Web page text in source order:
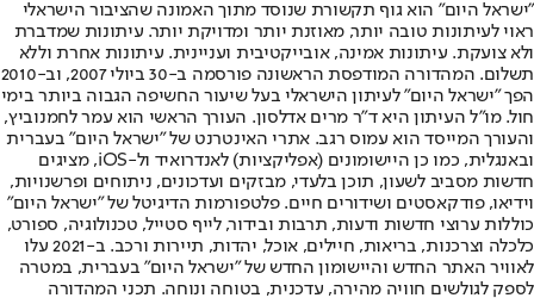
"ישראל היום" הוא גוף תקשורת שנוסד מתוך האמונה שהציבור הישראלי
ראוי לעיתונות טובה יותר, מאוזנת יותר ומדויקת יותר. עיתונות שמדברת
ולא צועקת. עיתונות אמינה, אובייקטיבית ועניינית. עיתונות אחרת וללא
תשלום. המהדורה המודפסת הראשונה פורסמה ב-30 ביולי 2007, וב-2010
הפך "ישראל היום" לעיתון הישראלי בעל שיעור החשיפה הגבוה ביותר בימי
חול. מו"ל העיתון היא ד"ר מרים אדלסון. העורך הראשי הוא עמר לחמנוביץ,
והעורך המייסד הוא עמוס רגב. אתרי האינטרנט של "ישראל היום" בעברית
ובאנגלית, כמו כן היישומונים (אפליקציות) לאנדרואיד ול-iOS, מציגים
חדשות מסביב לשעון, תוכן בלעדי, מבזקים ועדכונים, ניתוחים ופרשנויות,
וידיאו, פודקאסטים ושידורים חיים. פלטפורמות הדיגיטל של "ישראל היום"
כוללות ערוצי חדשות ודעות, תרבות ובידור, לייף סטייל, טכנולוגיה, ספורט,
כלכלה וצרכנות, בריאות, חיילים, אוכל, יהדות, תיירות ורכב. ב-2021 עלו
לאוויר האתר החדש והיישומון החדש של "ישראל היום" בעברית, במטרה
לספק לגולשים חוויה מהירה, עדכנית, בטוחה ונוחה. תכני המהדורה